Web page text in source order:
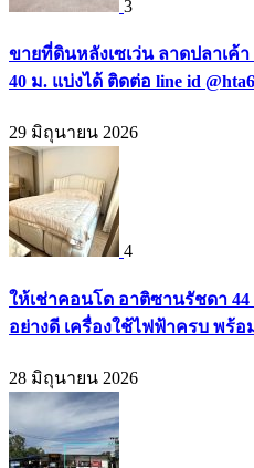
3
ขายที่ดินหลังเซเว่น ลาดปลาเค้า
40 ม. แบ่งได้ ติดต่อ line id
29 มิถุนายน 2026
4
ให้เช่าคอนโด อาติซานรัชดา 44
อย่างดี เครื่องใช้ไฟฟ้าครบ พร้อ
28 มิถุนายน 2026